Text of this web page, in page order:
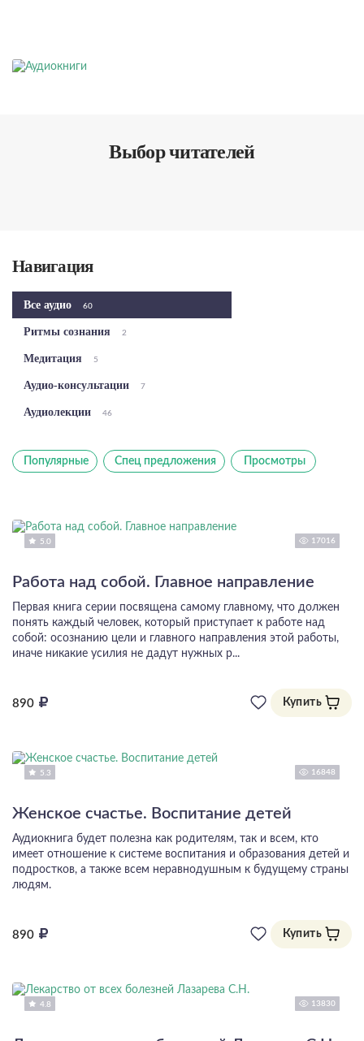
Выбор читателей
Навигация
Все аудио 60
Ритмы сознания 2
Медитация 5
Аудио-консультации 7
Аудиолекции 46
Популярные Спец предложения Просмотры
5.0 17016
Работа над собой. Главное направление
Первая книга серии посвящена самому главному, что должен
понять каждый человек, который приступает к работе над
собой: осознанию цели и главного направления этой работы,
иначе никакие усилия не дадут нужных р...
890 Купить
5.3 16848
Женское счастье. Воспитание детей
Аудиокнига будет полезна как родителям, так и всем, кто
имеет отношение к системе воспитания и образования детей и
подростков, а также всем неравнодушным к будущему страны
людям.
890 Купить
4.8 13830